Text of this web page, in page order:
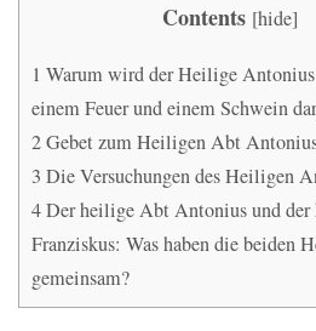
Contents [hide]
1 Warum wird der Heilige
einem Feuer und einem Schwein
2Gebet zum Heiligen Abt
3 Die Versuchungen des Heiligen
4Der heilige Abt Antonius und
Franziskus: Was haben die beiden
gemeinsam?